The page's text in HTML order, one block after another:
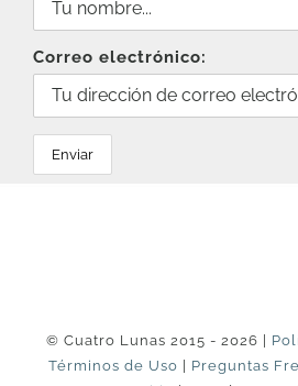
Correo electrónico:
© Cuatro Lunas 2015 - 2026 |
Términos de Uso
Preguntas